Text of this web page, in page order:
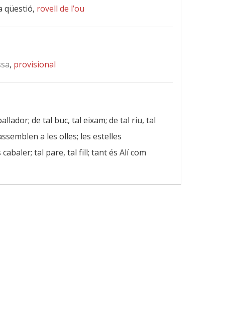
qüestió, rovell de l’ou
, provisional
de tal buc, tal eixam; de tal riu, tal
a les olles; les estelles
tal pare, tal fill; tant és Alí com